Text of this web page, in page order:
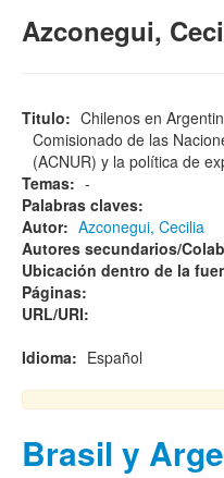
Azconegui,
Titulo: Chilenos en
Comisionado de las
(ACNUR) y la política de
Temas: -
Palabras claves:
Autor: Azconegui, Cecilia
Autores secundarios/
Ubicación dentro de la
Páginas:
URL/URI:
Idioma: Español
Brasil y